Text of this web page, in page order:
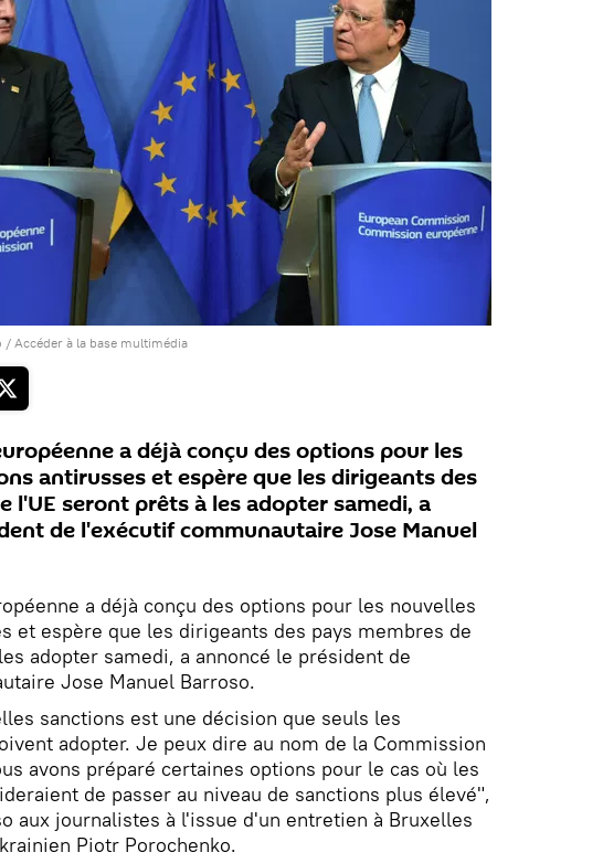
/ Accéder à la base multimédia
a déjà conçu des options pour les
antirusses et espère que les dirigeants des
l'UE seront prêts à les adopter samedi, a
de l'exécutif communautaire Jose Manuel
a déjà conçu des options pour les nouvelles
et espère que les dirigeants des pays membres de
adopter samedi, a annoncé le président de
Jose Manuel Barroso.
sanctions est une décision que seuls les
adopter. Je peux dire au nom de la Commission
avons préparé certaines options pour le cas où les
de passer au niveau de sanctions plus élevé",
aux journalistes à l'issue d'un entretien à Bruxelles
Piotr Porochenko.